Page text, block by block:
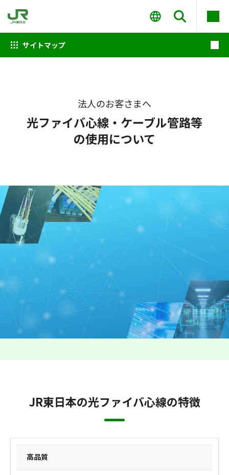
サイトマップ
法人のお客さまへ
光ファイバ心線・ケーブル管路等
の使用について
～地域をつなぐ データでつなぐ～
JR東日本は鉄道線路沿いに光ファイバ心線を敷設しております。
情報通信技術の進展に伴う世の中のデータ通信量の増大などを踏
まえ、高品質で安定性の高い光ファイバ心線やケーブル管路等の
設備について、法人のお客さまにもご活用いただけるようにしま
した。
JR東日本の光ファイバ心線の特徴
高品質